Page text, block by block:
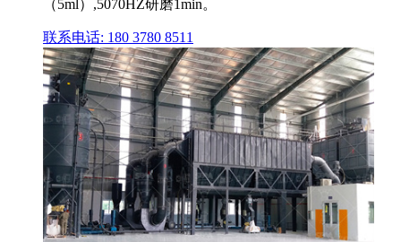
（5ml）,5070HZ研磨1min。
联系电话: 180 3780 8511